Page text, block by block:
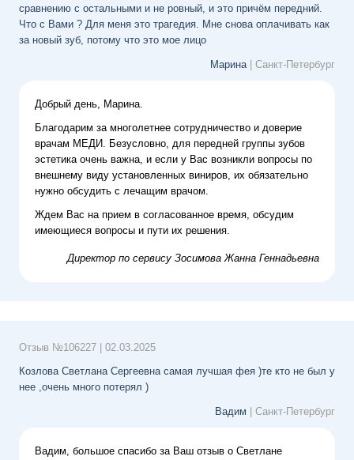
сравнению с остальными и не ровный, и это причём передний.
Что с Вами ? Для меня это трагедия. Мне снова оплачивать как
за новый зуб, потому что это мое лицо
Марина | Санкт-Петербург
Добрый день, Марина.
Благодарим за многолетнее сотрудничество и доверие
врачам МЕДИ. Безусловно, для передней группы зубов
эстетика очень важна, и если у Вас возникли вопросы по
внешнему виду установленных виниров, их обязательно
нужно обсудить с лечащим врачом.
Ждем Вас на прием в согласованное время, обсудим
имеющиеся вопросы и пути их решения.
Директор по сервису Зосимова Жанна Геннадьевна
Отзыв №106227
02.03.2025
Козлова Светлана Сергеевна самая лучшая фея )те кто не был у
нее ,очень много потерял )
Вадим | Санкт-Петербург
Вадим, большое спасибо за Ваш отзыв о Светлане